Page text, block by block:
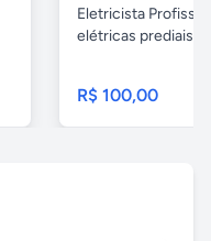
Eletricista
elétricas prediais e
R$ 100,00